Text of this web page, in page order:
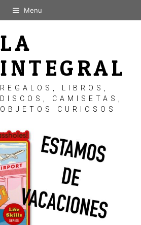
Menu
LA
INTEGRAL
REGALOS, LIBROS,
DISCOS, CAMISETAS,
OBJETOS CURIOSOS